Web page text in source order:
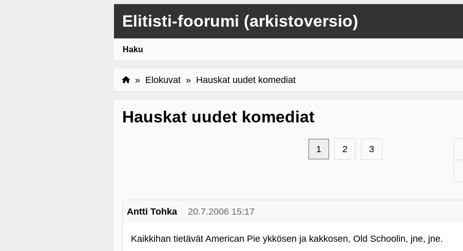
Elitisti-foorumi (arkistoversio)
Haku
» Elokuvat » Hauskat uudet komediat
Hauskat uudet komediat
1 2 3
Antti Tohka 20.7.2006 15:17
Kaikkihan tietävät American Pie ykkösen ja kakkosen, Old Schoolin, jne, jne.